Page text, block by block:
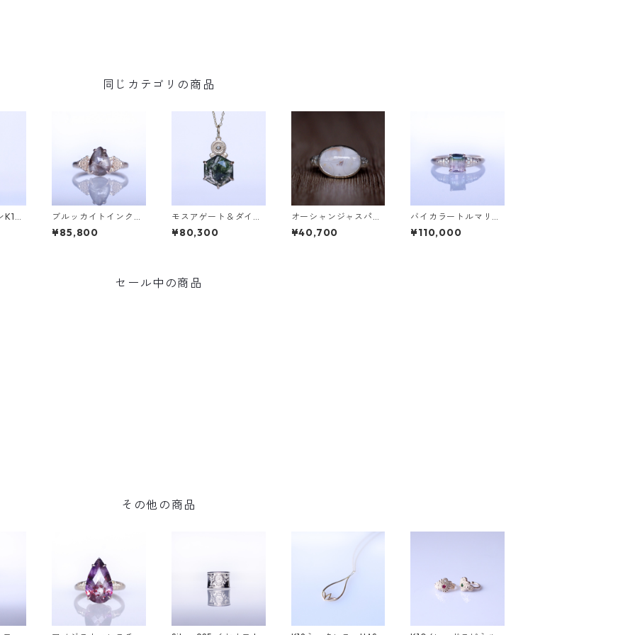
同じカテゴリの商品
ブルッカイトインクォ
ーツK10リング MALW
A (マルワ)[M244]
¥85,800
モスアゲート＆ダイヤ
K10ネックレス DAHM
A(ダーマ) [D017]
¥80,300
オーシャンジャスパー
Silverリング EPA(エ
パ）[E001]
¥40,700
バイカラートルマリン
＆ダイヤK10リング FA
TA(ファタ）[F016]
¥110,000
セール中の商品
その他の商品